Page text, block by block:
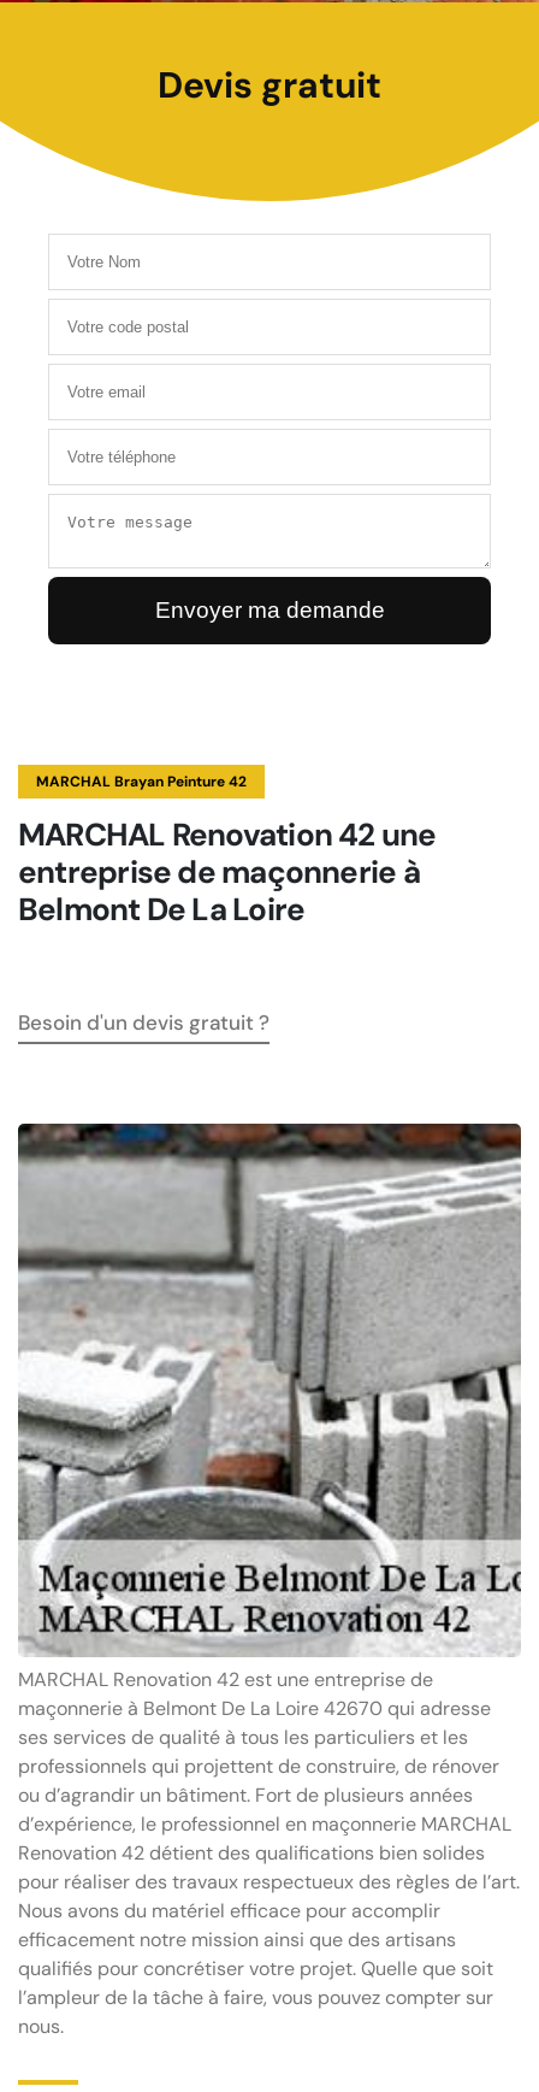
Devis gratuit
MARCHAL Brayan Peinture 42
MARCHAL Renovation 42 une
entreprise de maçonnerie à
Belmont De La Loire
Besoin d'un devis gratuit ?
MARCHAL Renovation 42 est une entreprise de
maçonnerie à Belmont De La Loire 42670 qui adresse
ses services de qualité à tous les particuliers et les
professionnels qui projettent de construire, de rénover
ou d’agrandir un bâtiment. Fort de plusieurs années
d’expérience, le professionnel en maçonnerie MARCHAL
Renovation 42 détient des qualifications bien solides
pour réaliser des travaux respectueux des règles de l’art.
Nous avons du matériel efficace pour accomplir
efficacement notre mission ainsi que des artisans
qualifiés pour concrétiser votre projet. Quelle que soit
l’ampleur de la tâche à faire, vous pouvez compter sur
nous.